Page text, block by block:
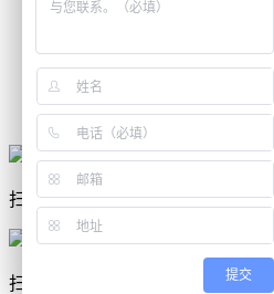
联系电话
扫一扫
扫一扫，手机访问
扫一扫，关注我们 提交